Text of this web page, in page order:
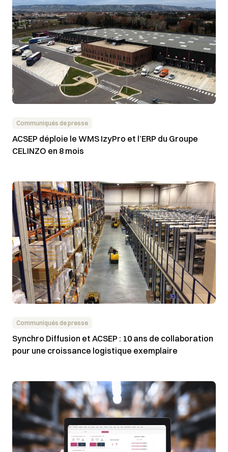
Communiqués de presse
ACSEP déploie le WMS IzyPro et l’ERP du Groupe
CELINZO en 8 mois
Communiqués de presse
Synchro Diffusion et ACSEP : 10 ans de collaboration
pour une croissance logistique exemplaire